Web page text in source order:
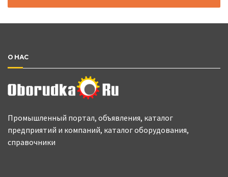
О НАС
Промышленный портал, объявления, каталог
предприятий и компаний, каталог оборудования,
справочники